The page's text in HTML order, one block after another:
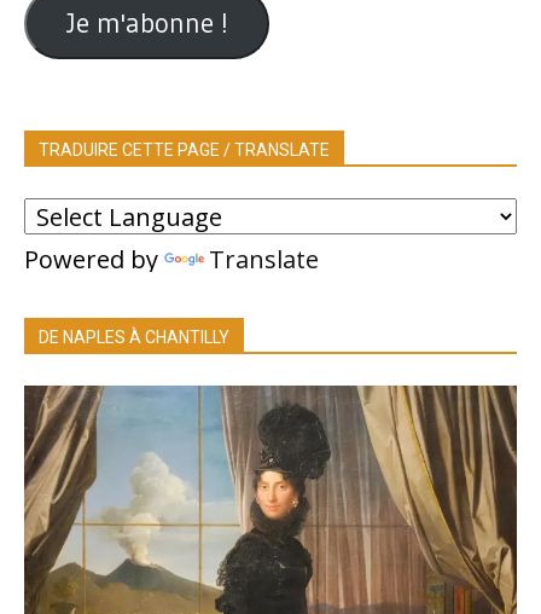
Je m'abonne !
TRADUIRE CETTE PAGE / TRANSLATE
Powered by Translate
DE NAPLES À CHANTILLY